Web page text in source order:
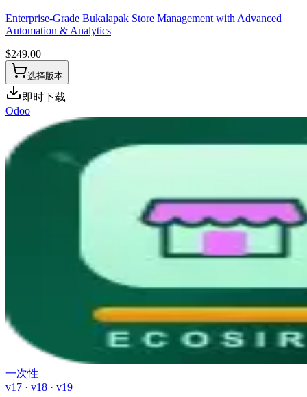
Enterprise-Grade Bukalapak Store Management with Advanced
Automation & Analytics
$249.00
选择版本
即时下载
Odoo
一次性
v17 · v18 · v19